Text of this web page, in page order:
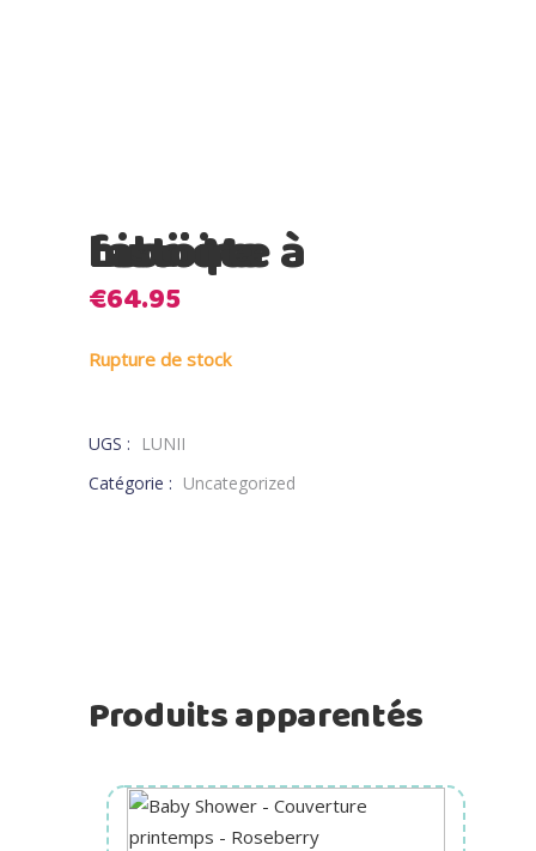
Lunii Ma fabrique à histoire
€64.95
Rupture de stock
UGS :
LUNII
Catégorie : Uncategorized
Produits apparentés